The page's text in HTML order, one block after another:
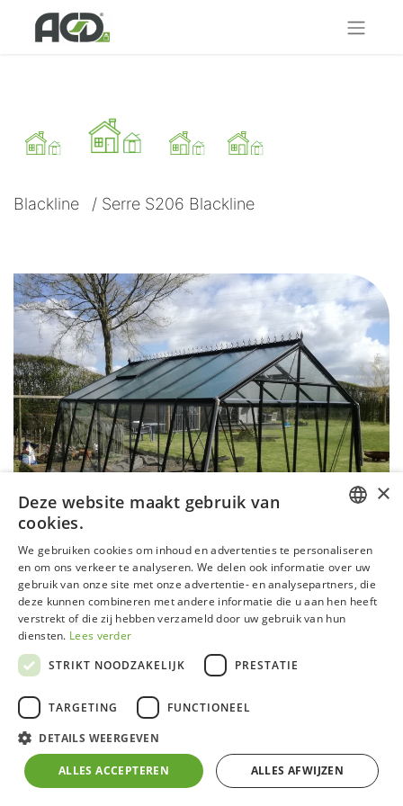
Blackline / Serre S206 Blackline
Serre S206 Blackline
Aluminium frame zwart gecoat (RAL 9005) met
4 mm klaar veiligheidsglas in zijwanden en 4 mm
gehamerd veiligheidsglas in het dak
Inox bouten en moeren
GERMAN
FRENCH
×
Deze website maakt gebruik van
cookies.
We gebruiken cookies om inhoud en advertenties te personaliseren
en om ons verkeer te analyseren. We delen ook informatie over uw
gebruik van onze site met onze advertentie- en analysepartners, die
deze kunnen combineren met andere informatie die u aan hen heeft
verstrekt of die zij hebben verzameld door uw gebruik van hun
diensten. Lees verder
STRIKT NOODZAKELIJK
PRESTATIE
TARGETING FUNCTIONEEL
DETAILS WEERGEVEN
ALLES ACCEPTEREN ALLES AFWIJZEN